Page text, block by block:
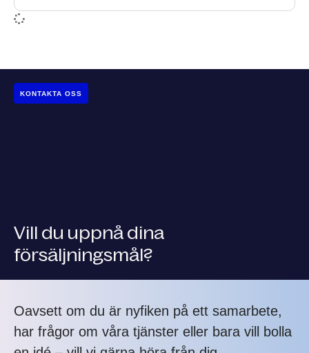
KONTAKTA OSS
Vill du uppnå dina
försäljningsmål?
Oavsett om du är nyfiken på ett samarbete,
har frågor om våra tjänster eller bara vill bolla